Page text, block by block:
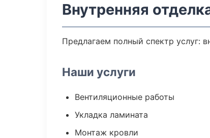
Внутренняя
Предлагаем полный спектр услуг:
Наши услуги
Вентиляционные работы
Укладка ламината
Монтаж кровли